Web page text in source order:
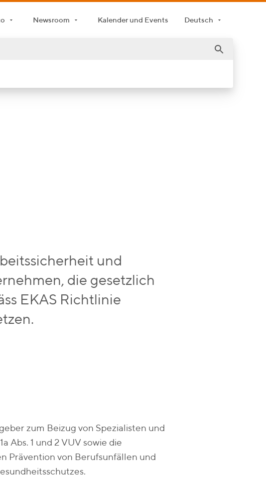
Newsroom Kalender und Events Deutsch
und
die gesetzlich
EKAS Richtlinie
zum Beizug von Spezialisten und
Abs. 1 und 2 VUV sowie die
Prävention von Berufsunfällen und